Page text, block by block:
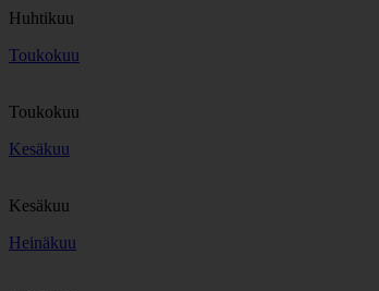
Huhtikuu
Toukokuu
Toukokuu
Kesäkuu
Kesäkuu
Heinäkuu